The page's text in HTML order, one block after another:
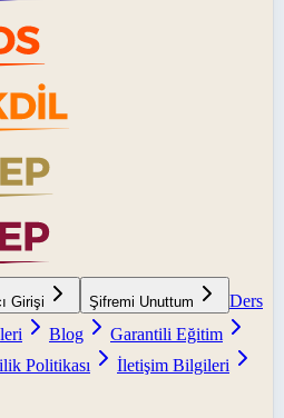
Girişi Şifremi Unuttum
Ders
Blog
Garantili Eğitim
Politikası
İletişim Bilgileri